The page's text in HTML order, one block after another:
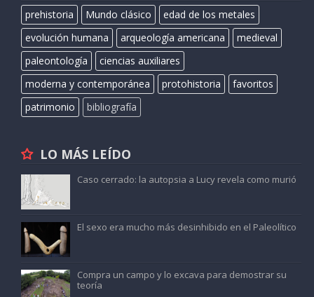
prehistoria Mundo clásico
edad de los metales
evolución humana
arqueología americana
medieval
paleontología
ciencias auxiliares
moderna y contemporánea
protohistoria
favoritos
patrimonio
bibliografía
LO MÁS LEÍDO
Caso cerrado: la autopsia a Lucy revela como murió
El sexo era mucho más desinhibido en el Paleolítico
Compra un campo y lo excava para demostrar su
teoría